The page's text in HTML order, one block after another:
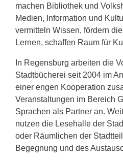
machen Bibliothek und
Medien, Information und
vermitteln Wissen, fördern
Lernen, schaffen Raum für
In Regensburg arbeiten die
Stadtbücherei seit 2004 im
einer engen Kooperation
Veranstaltungen im Bereich
Sprachen als Partner an.
nutzen die Lesehalle der
oder Räumlichen der
Begegnung und des